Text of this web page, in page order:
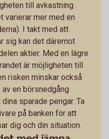
till avkastning
varierar mer med en
I takt med att
sig kan det däremot
aktier. Med en lägre
är möjligheten till
risken minskar också
en börsnedgång
sparade pengar. Ta
på banken för att
dig och din situation.